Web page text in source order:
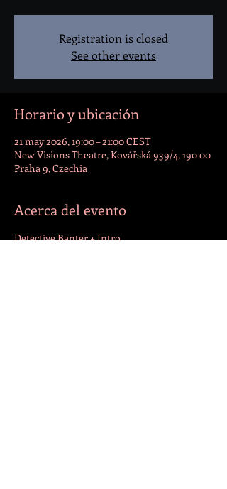
Registration is closed
See other events
Horario y ubicación
21 may 2026, 19:00 – 21:00 CEST
New Visions Theatre, Kovářská 939/4, 190 00
Praha 9, Czechia
Acerca del evento
Detective Banter + Intro